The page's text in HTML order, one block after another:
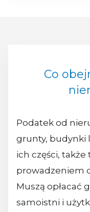
Co
Podatek od
grunty, budynki
ich części, także
prowadzeniem
Muszą opłacać
samoistni i